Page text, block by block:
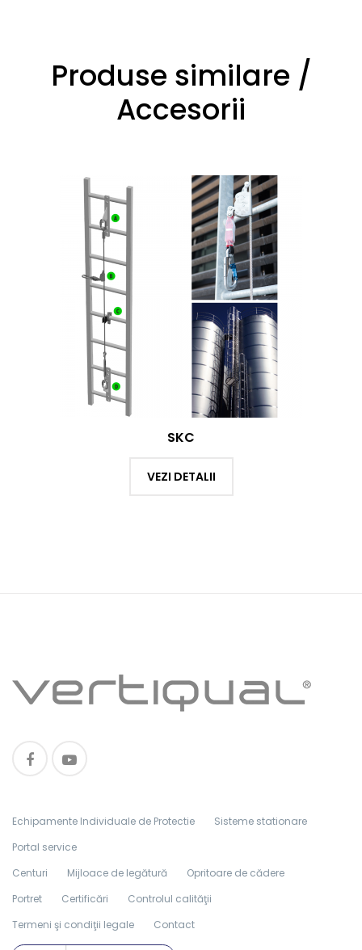
Produse similare /
Accesorii
SKC
VEZI DETALII
Echipamente Individuale de Protectie
Sisteme stationare
Portal service
Centuri
Mijloace de legătură
Opritoare de cădere
Portret
Certificări
Controlul calităţii
Termeni şi condiţii legale
Contact